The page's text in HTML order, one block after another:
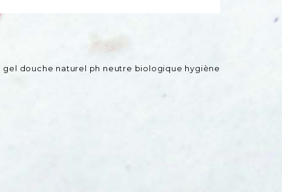
gel douche naturel ph neutre biologique hygiène